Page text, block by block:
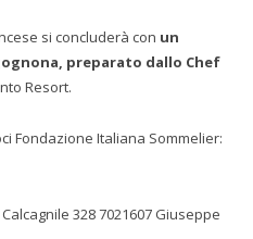
si concluderà con un
preparato dallo Chef
Resort.
Fondazione Italiana Sommelier:
328 7021607 Giuseppe